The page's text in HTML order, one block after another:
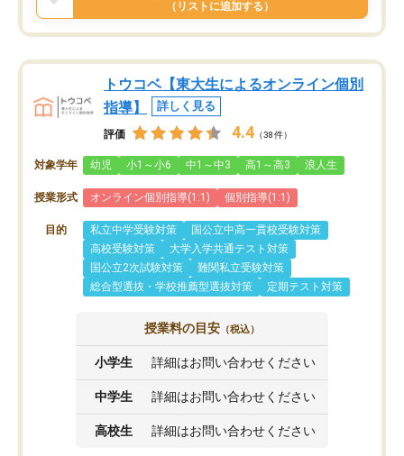
（リストに追加する）
トウコベ【東大生によるオンライン個別
指導】
詳しく見る
評価 4.4 （38件）
対象学年 幼児 小1～小6 中1～中3 高1～高3 浪人生
授業形式 オンライン個別指導(1:1) 個別指導(1:1)
目的 私立中学受験対策
国公立中高一貫校受験対策
高校受験対策
大学入学共通テスト対策
国公立2次試験対策
難関私立受験対策
総合型選抜・学校推薦型選抜対策
定期テスト対策
授業料の目安 （税込）
小学生 詳細はお問い合わせください
中学生 詳細はお問い合わせください
高校生 詳細はお問い合わせください